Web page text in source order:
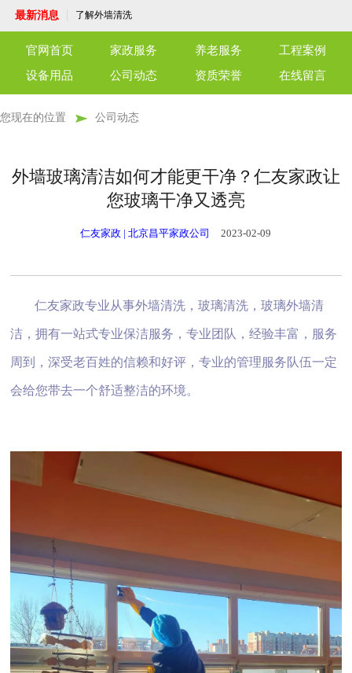
最新消息
守护每一刻，温暖每一心——专业护工陪护
服务
端午佳节，粽子飘香，永安养老驿站共话温
北京仁友永安养老驿站：老年人的温馨家园
仁友育儿嫂服务：专业陪伴，呵护成长
仁友干洗店，优质高效，温馨细致，为官兵
洁服务为您护航
洗衣机清洗服务，让洁净生活从“新”开始！
服务
端午佳节，粽子飘香，永安养老驿站共话温
情
北京仁友永安养老驿站：老年人的温馨家园
仁友育儿嫂服务：专业陪伴，呵护成长
与社区献上一份关怀
仁友月嫂服务，您的温暖守护者
官网首页 家政服务 养老服务
工程案例
设备用品
公司动态 资质荣誉 在线留言
您现在的位置 公司动态
外墙玻璃清洁如何才能更干净？仁友家政让
您玻璃干净又透亮
仁友家政 | 北京昌平家政公司 2023-02-09
仁友家政专业从事外墙清洗，玻璃清洗，玻璃外墙清
洁，拥有一站式专业保洁服务，专业团队，经验丰富，服务
周到，深受老百姓的信赖和好评，专业的管理服务队伍一定
会给您带去一个舒适整洁的环境。